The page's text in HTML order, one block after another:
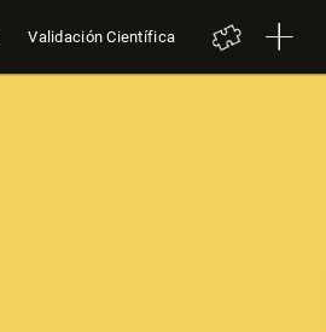
Validación Científica